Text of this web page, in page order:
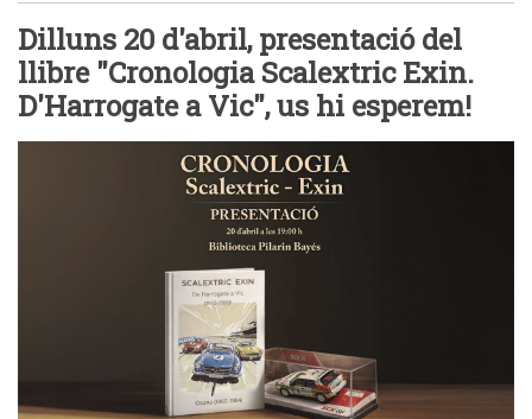
Dilluns 20 d'abril, presentació del
llibre "Cronologia Scalextric Exin.
D'Harrogate a Vic", us hi esperem!